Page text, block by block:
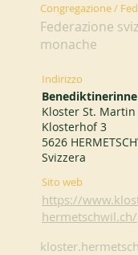
Congregazione /
Federazione
monache
Indirizzo
Kloster St. Martin
Klosterhof 3
5626
Svizzera
Sito web
https://
hermetschwil.ch/